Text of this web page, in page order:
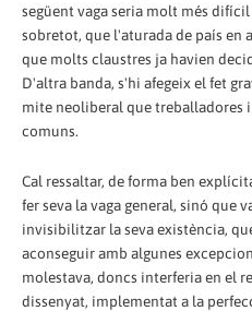
següent vaga seria molt més difícil
sobretot, que l'aturada de país en
que molts claustres ja havien
D'altra banda, s'hi afegeix el fet
mite neoliberal que treballadores
comuns.
Cal ressaltar, de forma ben
fer seva la vaga general, sinó que
invisibilitzar la seva existència,
aconseguir amb algunes
molestava, doncs interferia en el
dissenyat, implementat a la